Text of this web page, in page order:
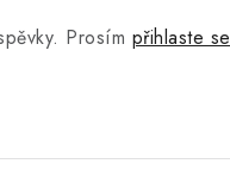
Prosím přihlaste se